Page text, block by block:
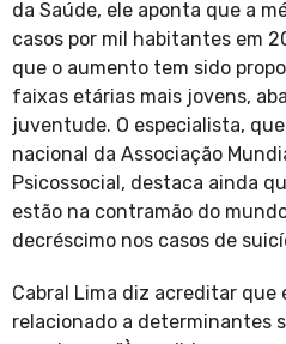
da Saúde, ele aponta que a
casos por mil habitantes em
que o aumento tem sido
faixas etárias mais jovens,
juventude. O especialista,
nacional da Associação
Psicossocial, destaca ainda
estão na contramão do
decréscimo nos casos de
Cabral Lima diz acreditar que
relacionado a determinantes